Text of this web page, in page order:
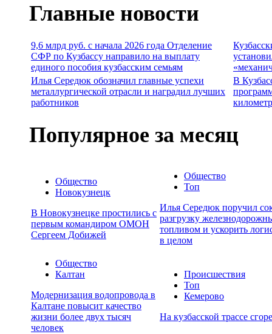
Главные новости
9,6 млрд руб. с начала 2026 года Отделение
СФР по Кузбассу направило на выплату
единого пособия кузбасским семьям
Илья Середюк обозначил главные успехи
металлургической отрасли и наградил лучших
работников
В
Популярное за месяц
Общество
Новокузнецк
В Новокузнецке простились с
первым командиром ОМОН
Сергеем Добижей
Общество
Топ
Илья Середюк поручил
разгрузку
топливом и ускорить
в целом
Общество
Калтан
Модернизация водопровода в
Калтане повысит качество
жизни более двух тысяч
человек
Происшествия
Топ
Кемерово
На кузбасской трассе